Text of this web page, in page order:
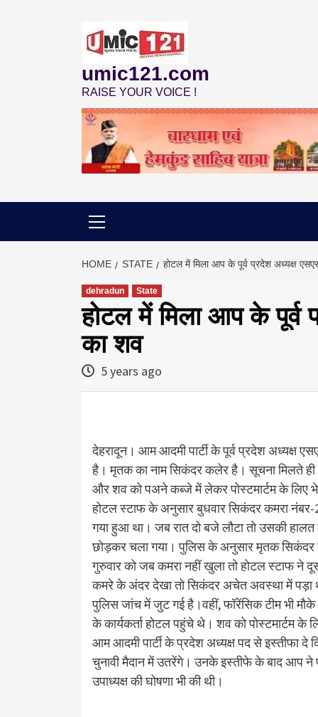
umic121.com
RAISE YOUR VOICE !
HOME STATE होटल में मिला आप के पूर्व प्रदेश अध्यक्ष
dehradun State
होटल में मिला आप के
का शव
5 years ago
देहरादून। आम आदमी पार्टी के पूर्व प्रदेश अध्यक्ष
है। मृतक का नाम सिकंदर कलेर है। सूचना मिलते
और शव को पअने कब्जे में लेकर पोस्टमार्टम के लिए
होटल स्टाफ के अनुसार बुधवार सिकंदर कमरा
गया हुआ था। जब रात दो बजे लौटा तो उसकी
छोड़कर चला गया। पुलिस के अनुसार मृतक सिकंदर
गुरुवार को जब कमरा नहीं खुला तो होटल स्टाफ ने
कमरे के अंदर देखा तो सिकंदर अचेत अवस्था में पड़ा
पुलिस जांच में जुट गई है।वहीं, फॉरेंसिक टीम भी
के कार्यकर्ता होटल पहुंचे थे। शव को पोस्टमार्टम
आम आदमी पार्टी के प्रदेश अध्यक्ष पद से इस्तीफा दे
चुनावी मैदान में उतरेंगे। उनके इस्तीफे के बाद आप ने
उपाध्यक्ष की घोषणा भी की थी।